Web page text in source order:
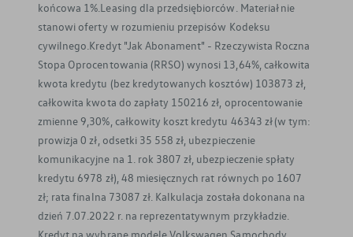
końcowa 1%.Leasing dla przedsiębiorców. Materiał nie
stanowi oferty w rozumieniu przepisów Kodeksu
cywilnego.Kredyt "Jak Abonament" - Rzeczywista Roczna
Stopa Oprocentowania (RRSO) wynosi 13,64%, całkowita
kwota kredytu (bez kredytowanych kosztów) 103873 zł,
całkowita kwota do zapłaty 150216 zł, oprocentowanie
zmienne 9,30%, całkowity koszt kredytu 46343 zł (w tym:
prowizja 0 zł, odsetki 35 558 zł, ubezpieczenie
komunikacyjne na 1. rok 3807 zł, ubezpieczenie spłaty
kredytu 6978 zł), 48 miesięcznych rat równych po 1607
zł; rata finalna 73087 zł. Kalkulacja została dokonana na
dzień 7.07.2022 r. na reprezentatywnym przykładzie.